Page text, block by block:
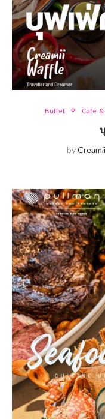
Buffet Cafe' &
by